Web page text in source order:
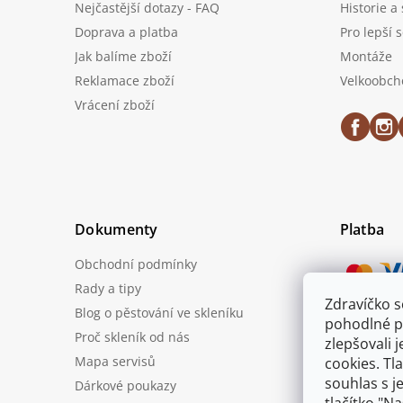
Zdravíčko
pohodlné
zlepšovali
cookies.
souhlas s
Nejčastější dotazy - FAQ
Doprava a platba
Jak balíme zboží
Reklamace zboží
Vrácení zboží
Historie a
Pro lepší
Montáže
Dokumenty
Obchodní podmínky
Rady a tipy
Blog o pěstování ve skleníku
Proč skleník od nás
Mapa servisů
Dárkové poukazy
Platba